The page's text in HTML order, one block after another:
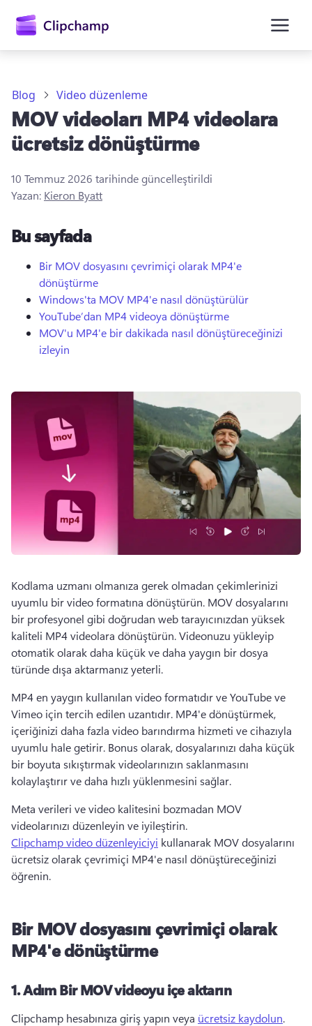
Ücretsiz deneyin
Blog Video düzenleme
MOV videoları MP4 videolara
ücretsiz dönüştürme
10 Temmuz 2026 tarihinde güncelleştirildi
Yazan: Kieron Byatt
Bu sayfada
Bir MOV dosyasını çevrimiçi olarak MP4'e
dönüştürme
Windows'ta MOV MP4'e nasıl dönüştürülür
YouTube’dan MP4 videoya dönüştürme
MOV'u MP4'e bir dakikada nasıl dönüştüreceğinizi
izleyin
Kodlama uzmanı olmanıza gerek olmadan çekimlerinizi
uyumlu bir video formatına dönüştürün. MOV dosyalarını
bir profesyonel gibi doğrudan web tarayıcınızdan yüksek
kaliteli MP4 videolara dönüştürün. Videonuzu yükleyip
otomatik olarak daha küçük ve daha yaygın bir dosya
türünde dışa aktarmanız yeterli.
MP4 en yaygın kullanılan video formatıdır ve YouTube ve
Vimeo için tercih edilen uzantıdır. MP4'e dönüştürmek,
içeriğinizi daha fazla video barındırma hizmeti ve cihazıyla
uyumlu hale getirir. Bonus olarak, dosyalarınızı daha küçük
bir boyuta sıkıştırmak videolarınızın saklanmasını
kolaylaştırır ve daha hızlı yüklenmesini sağlar.
Meta verileri ve video kalitesini bozmadan MOV
videolarınızı düzenleyin ve iyileştirin.
Clipchamp video düzenleyiciyi kullanarak MOV dosyalarını
ücretsiz olarak çevrimiçi MP4'e nasıl dönüştüreceğinizi
öğrenin.
Bir MOV dosyasını çevrimiçi olarak
MP4'e dönüştürme
1. AdımBir MOV videoyu içe aktarın
Clipchamp hesabınıza giriş yapın veya ücretsiz kaydolun